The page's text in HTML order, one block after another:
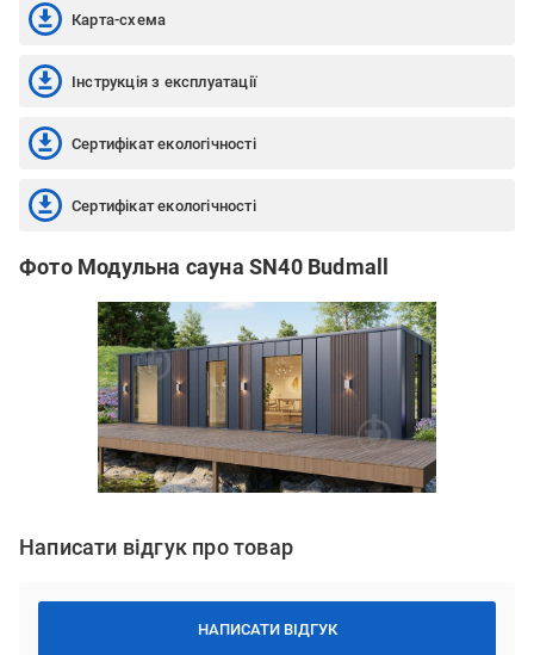
Карта-схема
Інструкція з експлуатації
Сертифікат екологічності
Сертифікат екологічності
Фото Модульна сауна SN40 Budmall
Написати відгук про товар
НАПИСАТИ ВІДГУК